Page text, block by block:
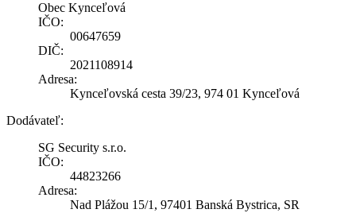
Obec Kynceľová
IČO:
00647659
DIČ:
2021108914
Adresa:
Kynceľovská cesta 39/23, 974 01 Kynceľová
Dodávateľ:
SG Security s.r.o.
IČO:
44823266
Adresa:
Nad Plážou 15/1, 97401 Banská Bystrica, SR